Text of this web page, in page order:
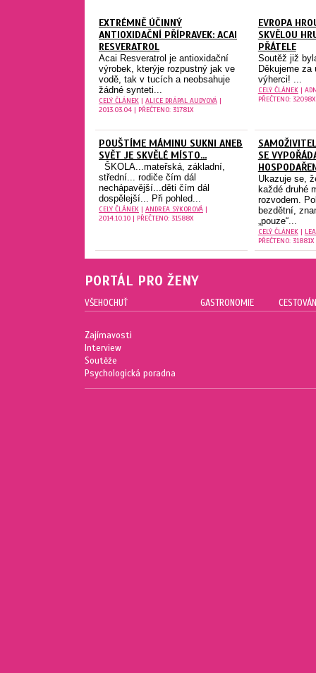
EXTRÉMNĚ ÚČINNÝ
ANTIOXIDAČNÍ PŘÍPRAVEK: ACAI
RESVERATROL
Acai Resveratrol je antioxidační
výrobek, kterýje rozpustný jak ve
vodě, tak v tucích a neobsahuje
žádné synteti...
CELÝ ČLÁNEK | ALICE DRÁPAL AUDYOVÁ |
2013.03.04 | PŘEČTENO: 31781X
EVROPA
SKVĚLOU
PŘÁTELE
Soutěž již
Děkujeme za
výherci! ...
CELÝ ČLÁNEK|
PŘEČTENO: 32098X
POUŠTÍME MÁMINU SUKNI ANEB
SVĚT JE SKVĚLÉ MÍSTO...
ŠKOLA...mateřská, základní,
střední... rodiče čím dál
nechápavější...děti čím dál
dospělejší... Při pohled...
CELÝ ČLÁNEK | ANDREA SÝKOROVÁ |
2014.10.10 | PŘEČTENO: 31588X
SE
Ukazuje se,
každé druhé
rozvodem.
bezdětní,
„pouze“...
CELÝ ČLÁNEK|
PŘEČTENO: 31881X
PORTÁL PRO ŽENY
VŠEHOCHUŤ
Zajímavosti
Interview
Soutěže
Psychologická poradna
GASTRONOMIE